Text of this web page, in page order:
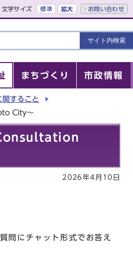
文字サイズ 標準 拡大 お問い合わせ
まちづくり 市政情報
すること
City～
2026年4月10日
問にチャット形式でお答え